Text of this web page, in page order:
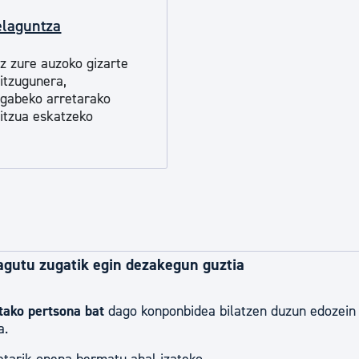
zure auzoko gizarte
arretarako
eskatzeko
zugatik egin dezakegun guztia
pertsona bat dago konponbidea bilatzen duzun edozein